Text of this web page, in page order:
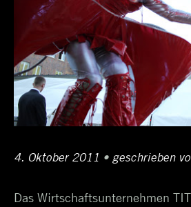
Posted
4. Oktober 2011 12.
2017
• Author
geschrieben
Das Wirtschaftsunternehmen